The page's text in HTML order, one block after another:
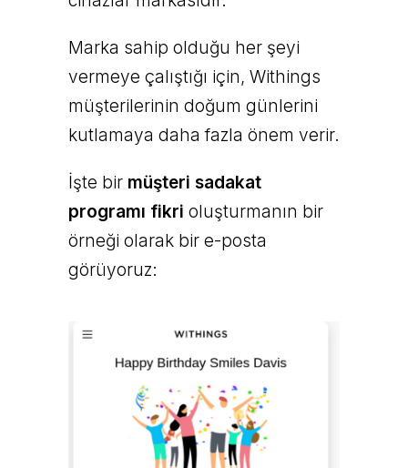
Marka sahip olduğu her şeyi
vermeye çalıştığı için, Withings
müşterilerinin doğum günlerini
kutlamaya daha fazla önem verir.
İşte bir müşteri sadakat
programı fikri oluşturmanın bir
örneği olarak bir e-posta
görüyoruz: